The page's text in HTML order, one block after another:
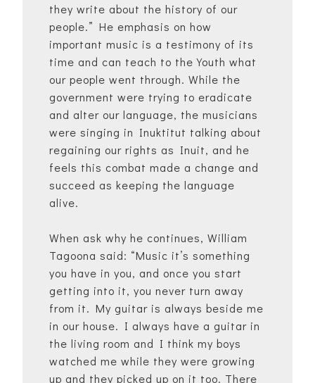
they write about the history of our
people.” He emphasis on how
important music is a testimony of its
time and can teach to the Youth what
our people went through. While the
government were trying to eradicate
and alter our language, the musicians
were singing in Inuktitut talking about
regaining our rights as Inuit, and he
feels this combat made a change and
succeed as keeping the language
alive.
When ask why he continues, William
Tagoona said: “Music it’s something
you have in you, and once you start
getting into it, you never turn away
from it. My guitar is always beside me
in our house. I always have a guitar in
the living room and I think my boys
watched me while they were growing
up and they picked up on it too. There